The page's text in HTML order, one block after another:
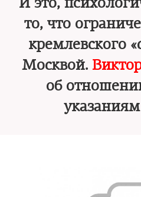
то, что
кремлевского
Москвой.
об